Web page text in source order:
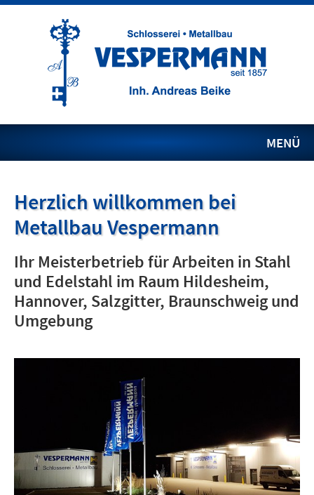
MENÜ
Herzlich willkommen bei
Metallbau Vespermann
Ihr Meisterbetrieb für Arbeiten in Stahl
und Edelstahl im Raum Hildesheim,
Hannover, Salzgitter, Braunschweig und
Umgebung